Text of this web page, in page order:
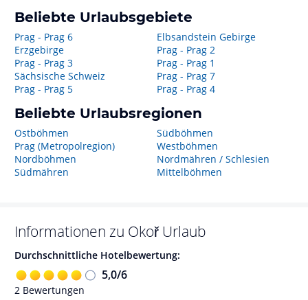
Beliebte Urlaubsgebiete
Prag - Prag 6
Erzgebirge
Prag - Prag 3
Sächsische Schweiz
Prag - Prag 5
Elbsandstein Gebirge
Prag - Prag 2
Prag - Prag 1
Prag - Prag 7
Prag - Prag 4
Beliebte Urlaubsregionen
Ostböhmen
Prag (Metropolregion)
Nordböhmen
Südmähren
Südböhmen
Westböhmen
Nordmähren / Schlesien
Mittelböhmen
Informationen zu Okoř Urlaub
Durchschnittliche Hotelbewertung:
5,0/6
2 Bewertungen